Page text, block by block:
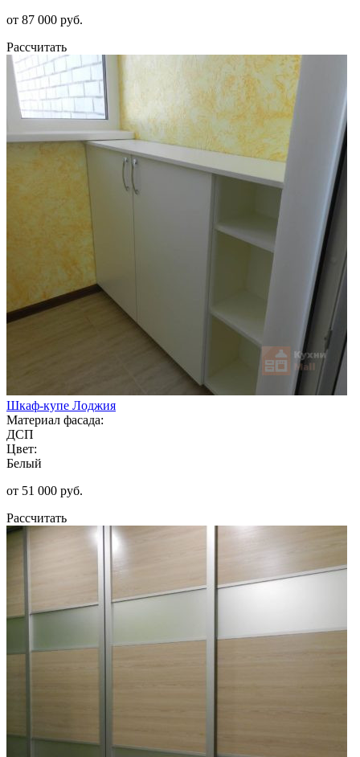
от 87 000 руб.
Рассчитать
Шкаф-купе Лоджия
Материал фасада:
ДСП
Цвет:
Белый
от 51 000 руб.
Рассчитать